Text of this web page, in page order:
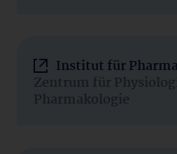
Institut für
Zentrum für
Pharmakologie